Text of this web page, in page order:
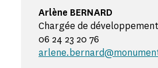
Arlène BERNARD
Chargée de
06 24 23 20 76